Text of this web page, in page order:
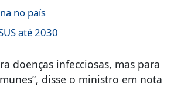
no país
até 2030
doenças infecciosas, mas para
disse o ministro em nota